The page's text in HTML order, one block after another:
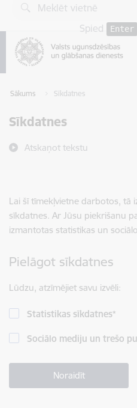
Pāriet uz lapas saturu
Spied
Enter
Sākums Sīkdatnes
Sīkdatnes
Atskaņot tekstu
Lai šī tīmekļvietne darbotos, tā
sīkdatnes. Ar Jūsu piekrišanu
izmantotas statistikas un
Pielāgot sīkdatnes
Lūdzu, atzīmējiet savu izvēli:
Statistikas sīkdatnes*
Sociālo mediju un trešo
Noraidīt